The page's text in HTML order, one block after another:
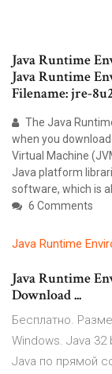
Java Runtime
Java Runtime
Filename: jre-
The Java
when you
Virtual Machine
Java platform
software, which is
6 Comments
Java Runtime
Java Runtime
Download ...
Бесплатно.
Windows. Java
Java по прямой